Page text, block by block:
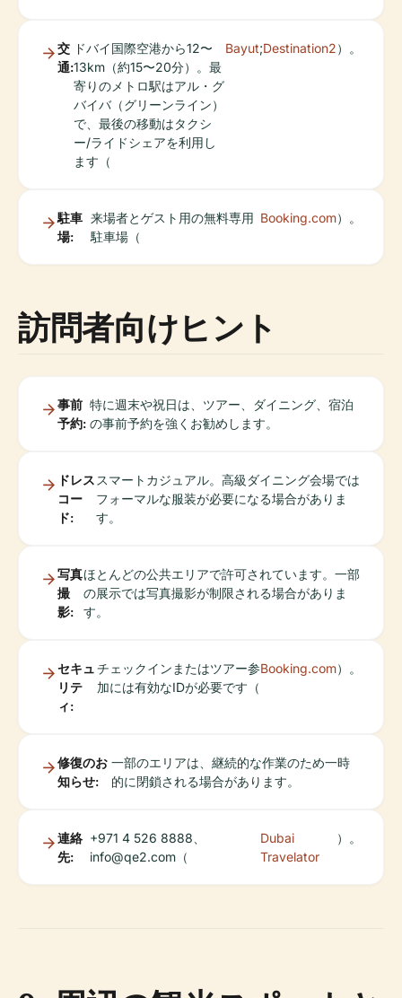
交
通:
ドバイ国際空港から12〜
13km（約15〜20分）。最
寄りのメトロ駅はアル・グ
バイバ（グリーンライン）
で、最後の移動はタクシ
ー/ライドシェアを利用し
ます（
Bayut;Destination2）。
駐車
場:
来場者とゲスト用の無料専用
駐車場（
Booking.com）。
訪問者向けヒント
事前
予約:
特に週末や祝日は、ツアー、ダイニング、宿泊
の事前予約を強くお勧めします。
ドレス
コー
ド:
スマートカジュアル。高級ダイニング会場では
フォーマルな服装が必要になる場合がありま
す。
写真
撮
影:
ほとんどの公共エリアで許可されています。一部
の展示では写真撮影が制限される場合がありま
す。
セキュ
リテ
ィ:
チェックインまたはツアー参
加には有効なIDが必要です（
Booking.com）。
修復のお
知らせ:
一部のエリアは、継続的な作業のため一時
的に閉鎖される場合があります。
連絡
先:
+971 4 526 8888、
info@qe2.com （
Dubai
Travelator
）。